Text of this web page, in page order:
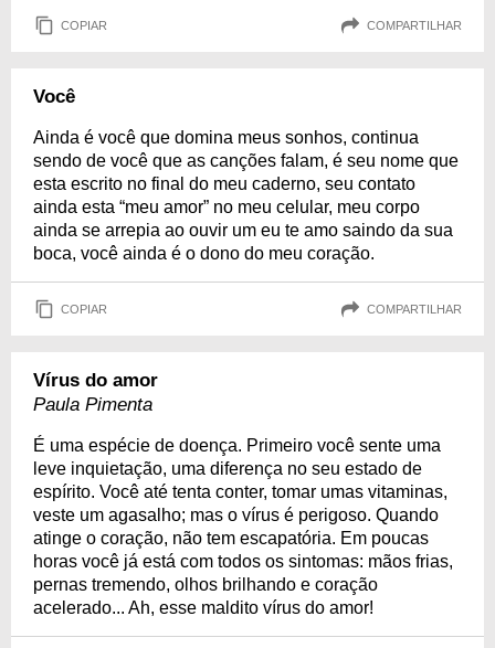
COPIAR COMPARTILHAR
Você
Ainda é você que domina meus sonhos, continua
sendo de você que as canções falam, é seu nome que
esta escrito no final do meu caderno, seu contato
ainda esta “meu amor” no meu celular, meu corpo
ainda se arrepia ao ouvir um eu te amo saindo da sua
boca, você ainda é o dono do meu coração.
COPIAR COMPARTILHAR
Vírus do amor
Paula Pimenta
É uma espécie de doença. Primeiro você sente uma
leve inquietação, uma diferença no seu estado de
espírito. Você até tenta conter, tomar umas vitaminas,
veste um agasalho; mas o vírus é perigoso. Quando
atinge o coração, não tem escapatória. Em poucas
horas você já está com todos os sintomas: mãos frias,
pernas tremendo, olhos brilhando e coração
acelerado... Ah, esse maldito vírus do amor!